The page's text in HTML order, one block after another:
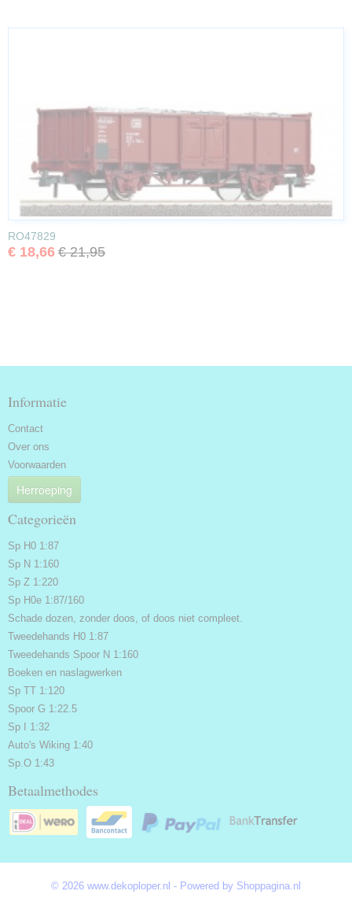
RO47829
€ 18,66 € 21,95
Informatie
Contact
Over ons
Voorwaarden
Herroeping
Categorieën
Sp H0 1:87
Sp N 1:160
Sp Z 1:220
Sp H0e 1:87/160
Schade dozen, zonder doos, of doos niet compleet.
Tweedehands H0 1:87
Tweedehands Spoor N 1:160
Boeken en naslagwerken
Sp TT 1:120
Spoor G 1:22.5
Sp I 1:32
Auto's Wiking 1:40
Sp.O 1:43
Betaalmethodes
© 2026 www.dekoploper.nl - Powered by Shoppagina.nl